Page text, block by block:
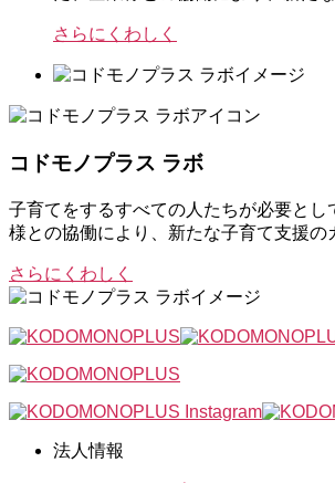
さらにくわしく
コドモノプラス ラボ
子育てをするすべての人たちが必要と
様との協働により、新たな子育て支援の
さらにくわしく
法人情報